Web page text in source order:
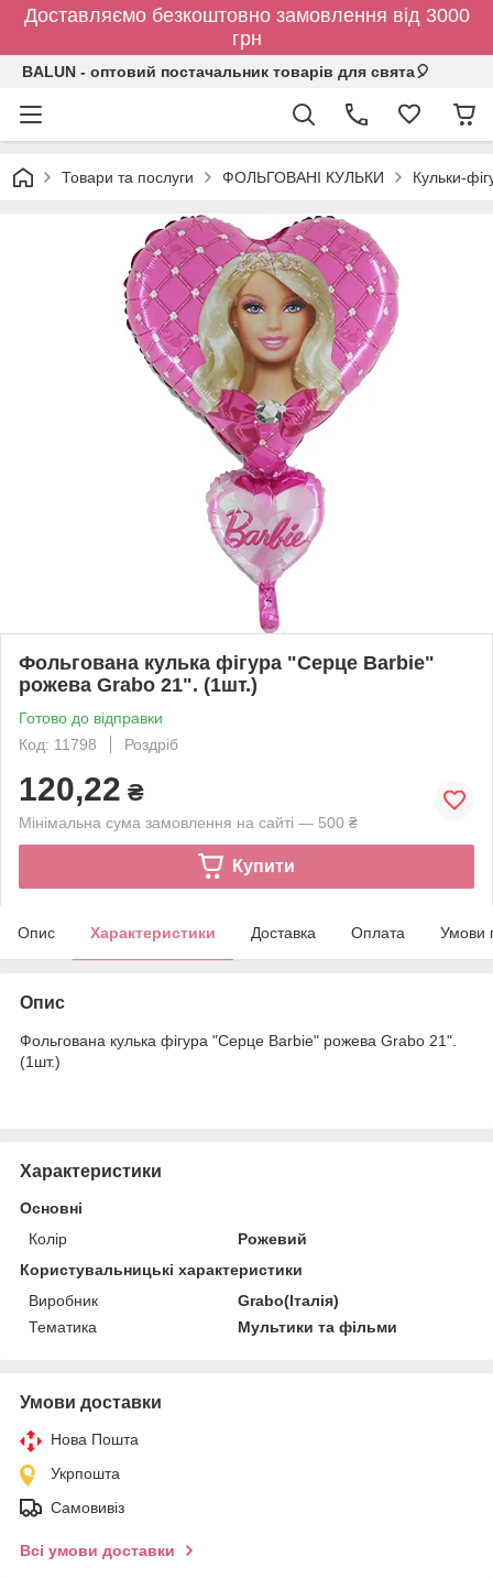
Доставляємо безкоштовно замовлення від 3000
грн
BALUN - оптовий постачальник товарів для свята🎈
Товари та послуги ФОЛЬГОВАНІ КУЛЬКИ Кульки-
Фольгована кулька фігура "Серце Barbie"
рожева Grabo 21". (1шт.)
Готово до відправки
Код: 11798
Роздріб
120,22 ₴
Мінімальна сума замовлення на сайті — 500 ₴
Купити
Опис Характеристики Доставка Оплата Умови
Опис
Фольгована кулька фігура "Серце Barbie" рожева Grabo 21".
(1шт.)
Характеристики
Основні
Колір
Рожевий
Користувальницькі характеристики
Виробник
Grabo(Італія)
Тематика
Мультики та фільми
Умови доставки
Нова Пошта
Укрпошта
Самовивіз
Всі умови доставки